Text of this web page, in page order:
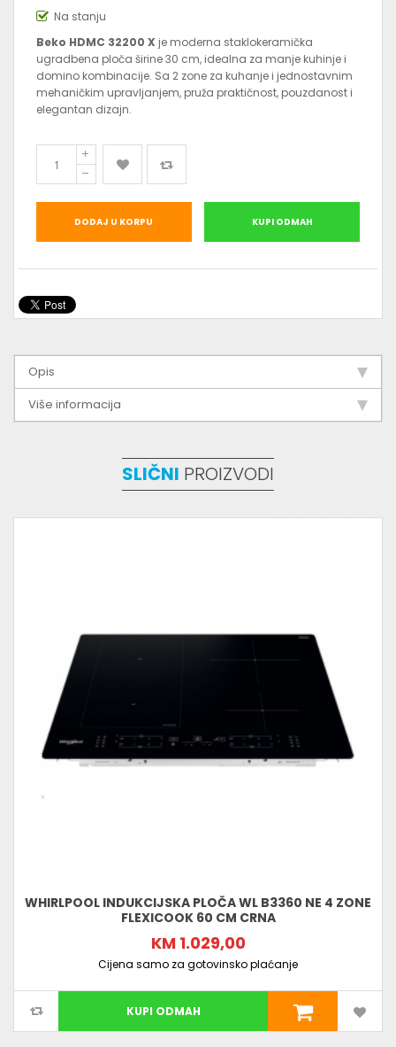
Na stanju
Beko HDMC 32200 X je moderna staklokeramička
ugradbena ploča širine 30 cm, idealna za manje kuhinje i
domino kombinacije. Sa 2 zone za kuhanje i jednostavnim
mehaničkim upravljanjem, pruža praktičnost, pouzdanost i
elegantan dizajn.
DODAJ U KORPU KUPI ODMAH
Opis
Više informacija
SLIČNI PROIZVODI
WHIRLPOOL INDUKCIJSKA PLOČA WL B3360 NE 4 ZONE
FLEXICOOK 60 CM CRNA
KM 1.029,00
Cijena samo za gotovinsko plaćanje
KUPI ODMAH